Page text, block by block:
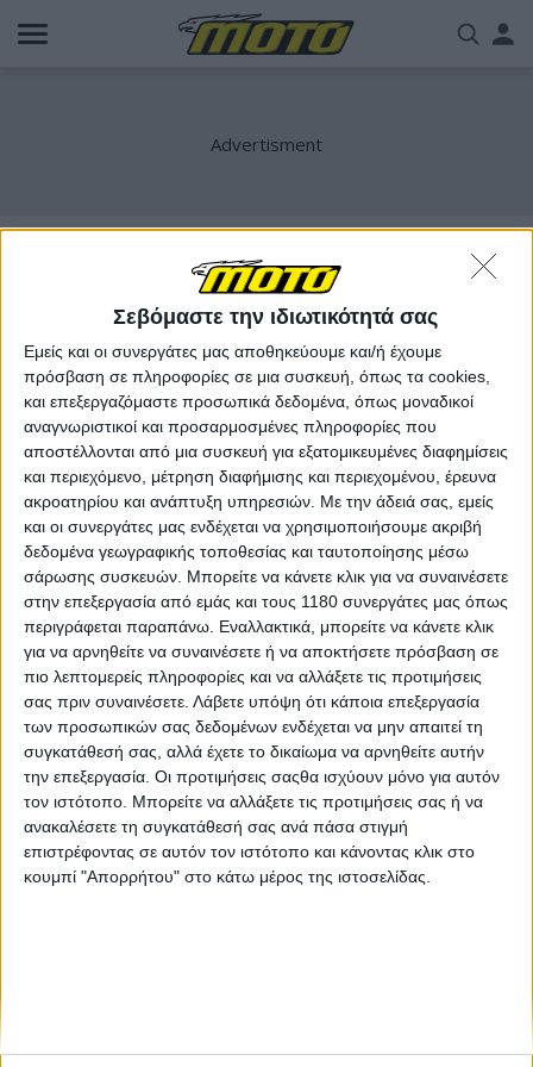
Σεβόμαστε την ιδιωτικότητά σας
Εμείς και οι συνεργάτες μας αποθηκεύουμε και/ή έχουμε
πρόσβαση σε πληροφορίες σε μια συσκευή, όπως τα cookies,
και επεξεργαζόμαστε προσωπικά δεδομένα, όπως μοναδικοί
αναγνωριστικοί και προσαρμοσμένες πληροφορίες που
αποστέλλονται από μια συσκευή για εξατομικευμένες διαφημίσεις
και περιεχόμενο, μέτρηση διαφήμισης και περιεχομένου, έρευνα
ακροατηρίου και ανάπτυξη υπηρεσιών. Με την άδειά σας, εμείς
και οι συνεργάτες μας ενδέχεται να χρησιμοποιήσουμε ακριβή
δεδομένα γεωγραφικής τοποθεσίας και ταυτοποίησης μέσω
σάρωσης συσκευών. Μπορείτε να κάνετε κλικ για να συναινέσετε
στην επεξεργασία από εμάς και τους 1180 συνεργάτες μας όπως
περιγράφεται παραπάνω. Εναλλακτικά, μπορείτε να κάνετε κλικ
για να αρνηθείτε να συναινέσετε ή να αποκτήσετε πρόσβαση σε
πιο λεπτομερείς πληροφορίες και να αλλάξετε τις προτιμήσεις
σας πριν συναινέσετε. Λάβετε υπόψη ότι κάποια επεξεργασία
των προσωπικών σας δεδομένων ενδέχεται να μην απαιτεί τη
συγκατάθεσή σας, αλλά έχετε το δικαίωμα να αρνηθείτε αυτήν
την επεξεργασία. Οι προτιμήσεις σαςθα ισχύουν μόνο για αυτόν
τον ιστότοπο. Μπορείτε να αλλάξετε τις προτιμήσεις σας ή να
ανακαλέσετε τη συγκατάθεσή σας ανά πάσα στιγμή
επιστρέφοντας σε αυτόν τον ιστότοπο και κάνοντας κλικ στο
κουμπί "Απορρήτου" στο κάτω μέρος της ιστοσελίδας.
Παράκαμψη
προς
Κωνσταντίνος Χατζημιχάλης
Υπόλοιπα πρωταθλήματα 10/6/2026
Suzuki Moto Greece - Ισχυρή παρουσία και βάθρο
στο Hellas Rally 2026
Για επτά ημέρες και περίπου 1.750 χιλιόμετρα απαιτητικών
διαδρομών, η ομάδα βρέθηκε αντιμέτωπη με κάθε είδους
πρόκληση που μπορεί να προσφέρει ένας αγώνας αυτού του
επιπέδου. Με σωστή προετοιμασία, ομ...